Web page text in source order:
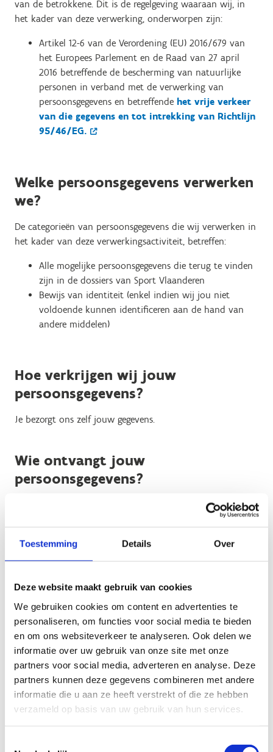
Toestemming Details Over
Deze website maakt gebruik van cookies
We gebruiken cookies om content en advertenties te
personaliseren, om functies voor social media te bieden
en om ons websiteverkeer te analyseren. Ook delen we
informatie over uw gebruik van onze site met onze
partners voor social media, adverteren en analyse. Deze
partners kunnen deze gegevens combineren met andere
informatie die u aan ze heeft verstrekt of die ze hebben
verzameld op basis van uw gebruik van hun services.
van de betrokkene. Dit is de regelgeving waaraan wij, in
het kader van deze verwerking, onderworpen zijn:
Artikel 12-6 van de Verordening (EU) 2016/679 van
het Europees Parlement en de Raad van 27 april
2016 betreffende de bescherming van natuurlijke
personen in verband met de verwerking van
persoonsgegevens en betreffende het vrije verkeer
van die gegevens en tot intrekking van Richtlijn
95/46/EG.
Welke persoonsgegevens verwerken
we?
De categorieën van persoonsgegevens die wij verwerken in
het kader van deze verwerkingsactiviteit, betreffen:
Alle mogelijke persoonsgegevens die terug te vinden
zijn in de dossiers van Sport Vlaanderen
Bewijs van identiteit (enkel indien wij jou niet
voldoende kunnen identificeren aan de hand van
andere middelen)
Hoe verkrijgen wij jouw
persoonsgegevens?
Je bezorgt ons zelf jouw gegevens.
Wie ontvangt jouw
persoonsgegevens?
Jouw persoonsgegevens worden in beginsel enkel
behandeld door de dienst binnen Sport Vlaanderen die
Wij werken ook samen met volgende verwerkers die ten
Hoe lang bewaren we jouw
persoonsgegevens?
Wij bewaren jouw gegevens in lijn met artikel III.87 §1/1
2de lid van het Bestuursdecreet van 7 december 2018: